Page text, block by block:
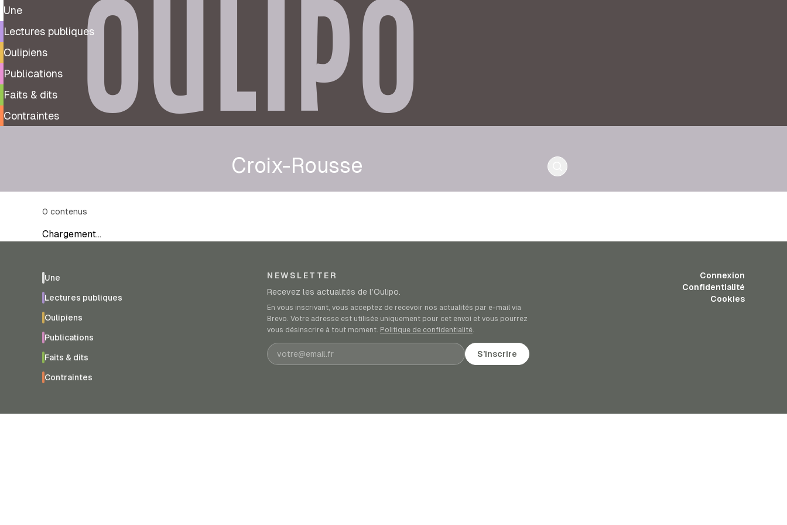
Une
Lectures publiques
Oulipiens
Publications
Faits & dits
Contraintes
OULIPO
Croix-Rousse
0 contenus
Chargement…
Une
Lectures publiques
Oulipiens
Publications
Faits & dits
Contraintes
NEWSLETTER
Recevez les actualités de l’Oulipo.
En vous inscrivant, vous acceptez de recevoir nos actualités par e-mail via
Brevo. Votre adresse est utilisée uniquement pour cet envoi et vous pourrez
vous désinscrire à tout moment. Politique de confidentialité.
Adresse e-mail S’inscrire
Connexion
Confidentialité
Cookies